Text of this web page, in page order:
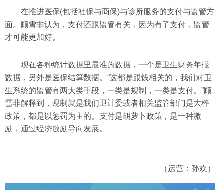
在推进医保(包括社保与商保)与诊所服务的支付与监管方
面。顾雪非认为，支付还跟监管有关，因为有了支付，监管
才可能更加好。
现在各种统计数据里最准的数据，一个是卫生财务年报
数据，另外是医保结算数据。“这都是跟钱相关的，我们对卫
生系统的监管有两大类手段，一类是规制，一类是支付。”顾
雪非解释到，规制就是我们卫计委或者相关监管部门是大棒
政策，都是以惩罚为主的。支付是胡萝卜政策，是一种激
励，通过经济激励导向发展。
（运营：孙欢）